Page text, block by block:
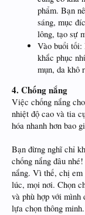
phẩm. Bạn
sáng, mục
lông, tạo sự
Vào buổi tối:
khắc phục
mụn, da khô
4. Chống nắng
Việc chống nắng
nhiệt độ cao và tia
hóa nhanh hơn bao
Bạn đừng nghĩ chỉ
chống nắng đâu
nắng. Vì thế, chị em
lúc, mọi nơi. Chọn
và phù hợp với mình
lựa chọn thông minh.